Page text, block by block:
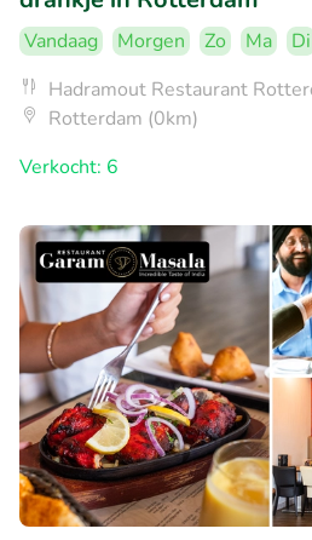
Vandaag Morgen Zo Ma Di
Hadramout Restaurant
Rotterdam (0km)
Verkocht: 6